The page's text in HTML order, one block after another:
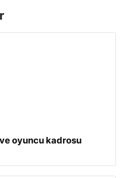
oyuncu kadrosu